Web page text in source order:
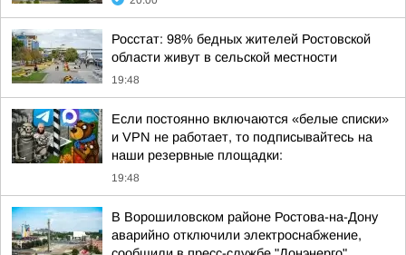
Росстат: 98% бедных жителей Ростовской
области живут в сельской местности
19:48
Если постоянно включаются «белые списки»
и VPN не работает, то подписывайтесь на
наши резервные площадки:
19:48
В Ворошиловском районе Ростова-на-Дону
аварийно отключили электроснабжение,